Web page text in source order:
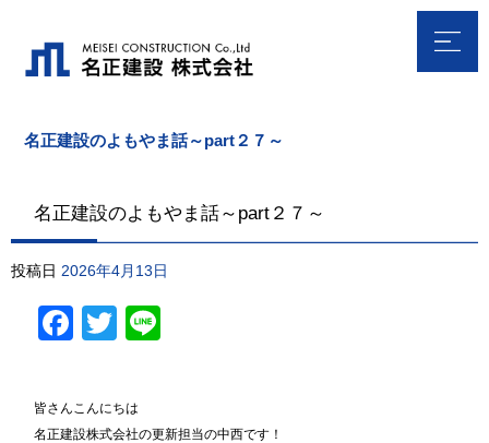
名正建設のよもやま話～part２７～
名正建設のよもやま話～part２７～
投稿日 2026年4月13日
Facebook
Twitter
皆さんこんにちは
名正建設株式会社の更新担当の中西です！